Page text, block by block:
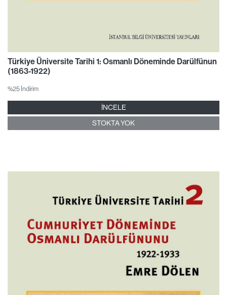
Türkiye Üniversite Tarihi 1: Osmanlı Döneminde Darülfünun
(1863-1922)
%25 İndirim
İNCELE
STOKTA YOK